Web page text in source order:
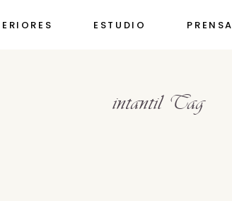
ESTUDIO PRENSA
intantil Tag